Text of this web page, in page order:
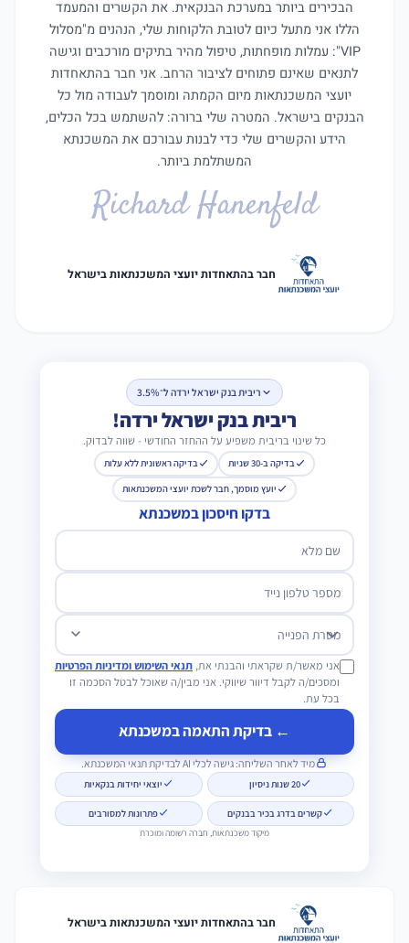
הבכירים ביותר במערכת הבנקאית. את הקשרים והמעמד
הללו אני מתעל כיום לטובת הלקוחות שלי, הנהנים מ"מסלול
VIP": עמלות מופחתות, טיפול מהיר בתיקים מורכבים וגישה
לתנאים שאינם פתוחים לציבור הרחב. אני חבר בהתאחדות
יועצי המשכנתאות מיום הקמתה ומוסמך לעבודה מול כל
הבנקים בישראל. המטרה שלי ברורה: להשתמש בכל הכלים,
הידע והקשרים שלי כדי לבנות עבורכם את המשכנתא
המשתלמת ביותר.
Richard Hanenfeld
חבר בהתאחדות יועצי המשכנתאות בישראל
ריבית בנק ישראל ירדה ל־3.5%
ריבית בנק ישראל ירדה!
כל שינוי בריבית משפיע על ההחזר החודשי - שווה לבדוק.
בדיקה ב-30 שניות
בדיקה ראשונית ללא עלות
יועץ מוסמך, חבר לשכת יועצי המשכנתאות
בדקו חיסכון במשכנתא
שם מלא
מספר טלפון נייד
מטרת הפנייה
אני מאשר/ת שקראתי והבנתי את, תנאי השימוש ומדיניות הפרטיות
ומסכים/ה לקבל דיוור שיווקי. אני מבין/ה שאוכל לבטל הסכמה זו
בכל עת.
← בדיקת התאמה במשכנתא
מיד לאחר השליחה: גישה לכלי AI לבדיקת תנאי המשכנתא.
20 שנות ניסיון יוצאי יחידות בנקאיות
קשרים בדרג בכיר בבנקים פתרונות למסורבים
מיקוד משכנתאות, חברה רשומה ומוכרת
חבר בהתאחדות יועצי המשכנתאות בישראל